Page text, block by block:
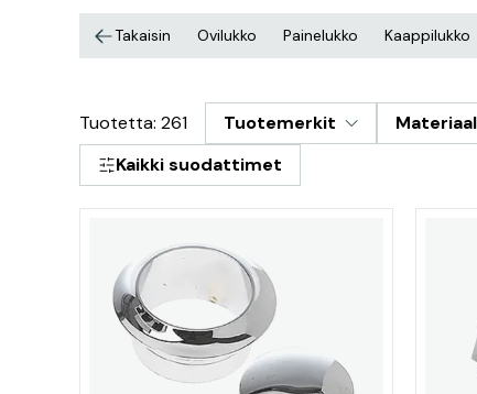
Takaisin Ovilukko Painelukko Kaappilukko
Tuotetta: 261 Tuotemerkit
Kaikki suodattimet